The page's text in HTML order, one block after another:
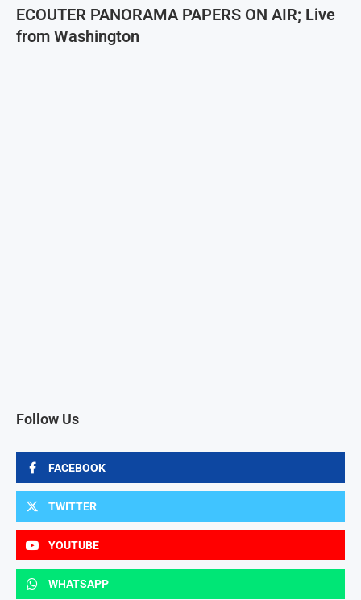
ECOUTER PANORAMA PAPERS ON AIR; Live
from Washington
Follow Us
FACEBOOK
TWITTER
YOUTUBE
WHATSAPP